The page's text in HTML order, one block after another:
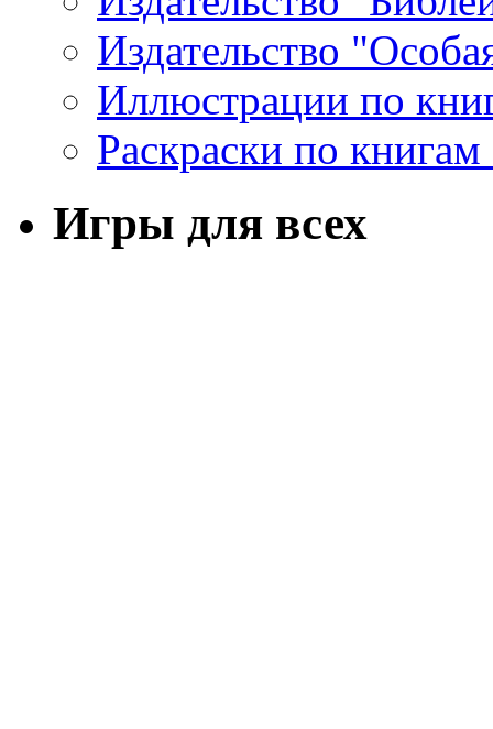
Издательство
Иллюстрации по
Раскраски по
Игры для всех